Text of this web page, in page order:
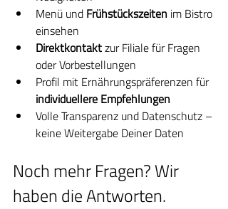
Menü und Frühstückszeiten im Bistro
einsehen
Direktkontakt zur Filiale für Fragen
oder Vorbestellungen
Profil mit Ernährungspräferenzen für
individuellere Empfehlungen
Volle Transparenz und Datenschutz –
keine Weitergabe Deiner Daten
Noch mehr Fragen? Wir
haben die Antworten.